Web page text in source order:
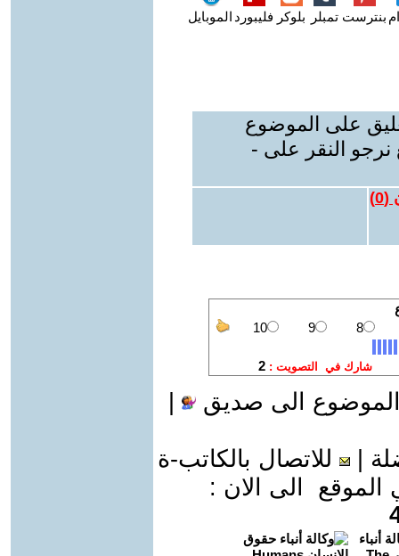
بنترست تمبلر بلوكر فليبورد الموبايل
على الموضوع
نرجو النقر على -
(
0
)
الى صديق
للاتصال بالكاتب-ة
الى الان :